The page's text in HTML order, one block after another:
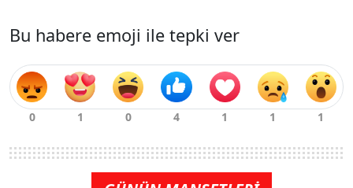
Bu habere emoji ile tepki ver